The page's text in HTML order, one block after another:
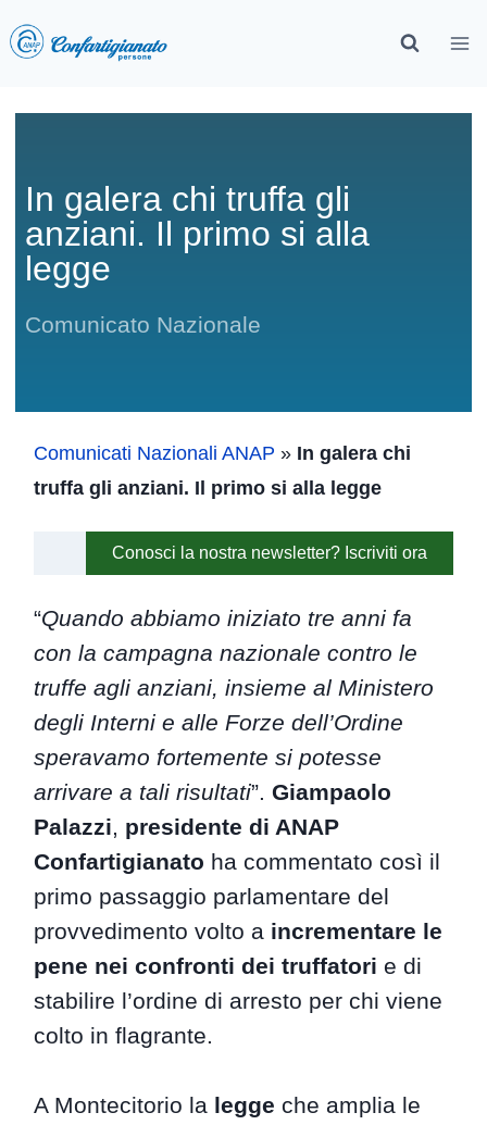
In galera chi truffa gli
anziani. Il primo si alla
legge
Comunicato Nazionale
Comunicati Nazionali ANAP » In galera chi
truffa gli anziani. Il primo si alla legge
Conosci la nostra newsletter? Iscriviti ora
“Quando abbiamo iniziato tre anni fa
con la campagna nazionale contro le
truffe agli anziani, insieme al Ministero
degli Interni e alle Forze dell’Ordine
speravamo fortemente si potesse
arrivare a tali risultati”.Giampaolo
Palazzi
presidente di ANAP
Confartigianato ha commentato così il
primo passaggio parlamentare del
provvedimento volto a incrementare le
pene nei confronti dei truffatori e di
stabilire l’ordine di arresto per chi viene
colto in flagrante.
A Montecitorio la legge che amplia le